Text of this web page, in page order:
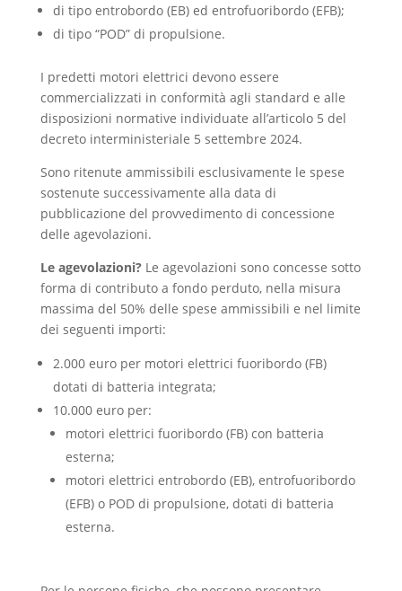
di tipo entrobordo (EB) ed entrofuoribordo (EFB);
di tipo “POD” di propulsione.
I predetti motori elettrici devono essere
commercializzati in conformità agli standard e alle
disposizioni normative individuate all’articolo 5 del
decreto interministeriale 5 settembre 2024.
Sono ritenute ammissibili esclusivamente le spese
sostenute successivamente alla data di
pubblicazione del provvedimento di concessione
delle agevolazioni.
Le agevolazioni? Le agevolazioni sono concesse sotto
forma di contributo a fondo perduto, nella misura
massima del 50% delle spese ammissibili e nel limite
dei seguenti importi:
2.000 euro per motori elettrici fuoribordo (FB)
dotati di batteria integrata;
10.000 euro per:
motori elettrici fuoribordo (FB) con batteria
esterna;
motori elettrici entrobordo (EB), entrofuoribordo
(EFB) o POD di propulsione, dotati di batteria
esterna.